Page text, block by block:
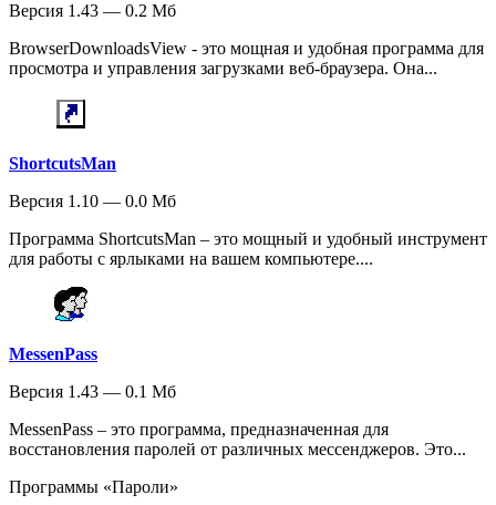
Версия 1.43 — 0.2 Мб
BrowserDownloadsView - это мощная и удобная программа для
просмотра и управления загрузками веб-браузера. Она...
ShortcutsMan
Версия 1.10 — 0.0 Мб
Программа ShortcutsMan – это мощный и удобный инструмент
для работы с ярлыками на вашем компьютере....
MessenPass
Версия 1.43 — 0.1 Мб
MessenPass – это программа, предназначенная для
восстановления паролей от различных мессенджеров. Это...
Программы «Пароли»